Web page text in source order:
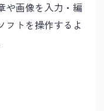
や画像を入力・編
フトを操作するよ